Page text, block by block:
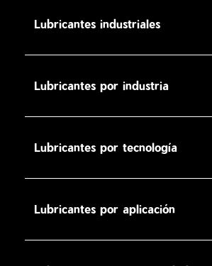
Lubricantes industriales
Lubricantes por industria
Lubricantes por tecnología
Lubricantes por aplicación